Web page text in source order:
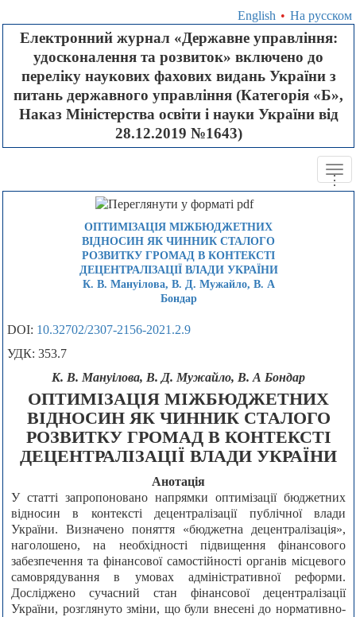
English • На русском
Електронний журнал «Державне управління:
удосконалення та розвиток» включено до
переліку наукових фахових видань України з
питань державного управління (Категорія «Б»,
Наказ Міністерства освіти і науки України від
28.12.2019 №1643)
...
ОПТИМІЗАЦІЯ МІЖБЮДЖЕТНИХ
ВІДНОСИН ЯК ЧИННИК СТАЛОГО
РОЗВИТКУ ГРОМАД В КОНТЕКСТІ
ДЕЦЕНТРАЛІЗАЦІЇ ВЛАДИ УКРАЇНИ
К. В. Мануілова, B. Д. Мужайло, В. А
Бондар
DOI: 10.32702/2307-2156-2021.2.9
УДК: 353.7
К. В. Мануілова, B. Д. Мужайло, В. А Бондар
ОПТИМІЗАЦІЯ МІЖБЮДЖЕТНИХ
ВІДНОСИН ЯК ЧИННИК СТАЛОГО
РОЗВИТКУ ГРОМАД В КОНТЕКСТІ
ДЕЦЕНТРАЛІЗАЦІЇ ВЛАДИ УКРАЇНИ
Анотація
У статті запропоновано напрямки оптимізації бюджетних
відносин в контексті децентралізації публічної влади
України. Визначено поняття «бюджетна децентралізація»,
наголошено, на необхідності підвищення фінансового
забезпечення та фінансової самостійності органів місцевого
самоврядування в умовах адміністративної реформи.
Досліджено сучасний стан фінансової децентралізації
України, розглянуто зміни, що були внесені до нормативно-